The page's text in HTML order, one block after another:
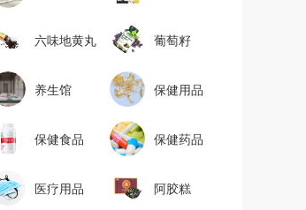
六味地黄丸 葡萄籽
养生馆 保健用品
保健食品 保健药品
医疗用品 阿胶糕